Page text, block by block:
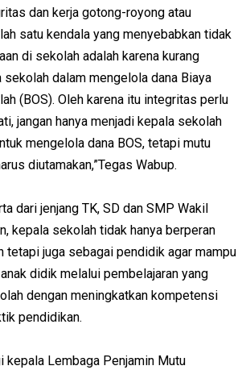
dan kerja gotong-royong atau
satu kendala yang menyebabkan tidak
di sekolah adalah karena kurang
sekolah dalam mengelola dana Biaya
(BOS). Oleh karena itu integritas perlu
jangan hanya menjadi kepala sekolah
mengelola dana BOS, tetapi mutu
diutamakan,”Tegas Wabup.
dari jenjang TK, SD dan SMP Wakil
kepala sekolah tidak hanya berperan
tetapi juga sebagai pendidik agar mampu
didik melalui pembelajaran yang
dengan meningkatkan kompetensi
pendidikan.
kepala Lembaga Penjamin Mutu